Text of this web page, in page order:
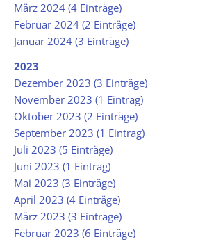
März 2024 (4 Einträge)
Februar 2024 (2 Einträge)
Januar 2024 (3 Einträge)
2023
Dezember 2023 (3 Einträge)
November 2023 (1 Eintrag)
Oktober 2023 (2 Einträge)
September 2023 (1 Eintrag)
Juli 2023 (5 Einträge)
Juni 2023 (1 Eintrag)
Mai 2023 (3 Einträge)
April 2023 (4 Einträge)
März 2023 (3 Einträge)
Februar 2023 (6 Einträge)